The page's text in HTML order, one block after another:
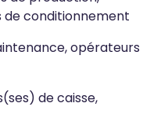
de conditionnement
opérateurs
de caisse,